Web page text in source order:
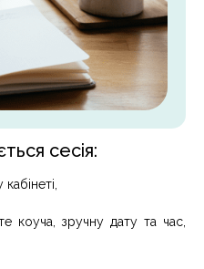
сесія:
коуча, зручну дату та час,